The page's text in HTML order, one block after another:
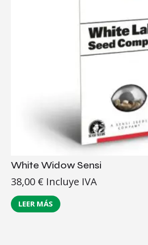
White Widow Sensi
38,00 € Incluye IVA
LEER MÁS